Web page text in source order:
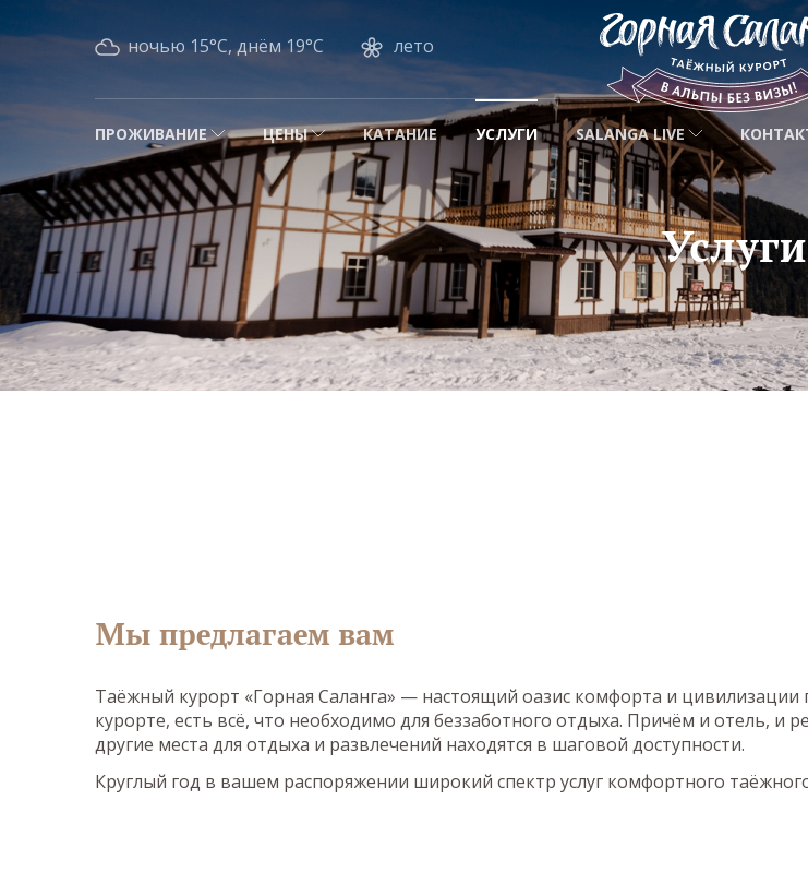
ночью 15°C, днём 19°C лето
ПРОЖИВАНИЕ ЦЕНЫ КАТАНИЕ УСЛУГИ SALANGA LIVE
Услуги
Мы предлагаем вам
Таёжный курорт «Горная Саланга» — настоящий оазис комфорта и
курорте, есть всё, что необходимо для беззаботного отдыха. Причём и отель,
другие места для отдыха и развлечений находятся в шаговой доступности.
Круглый год в вашем распоряжении широкий спектр услуг комфортного